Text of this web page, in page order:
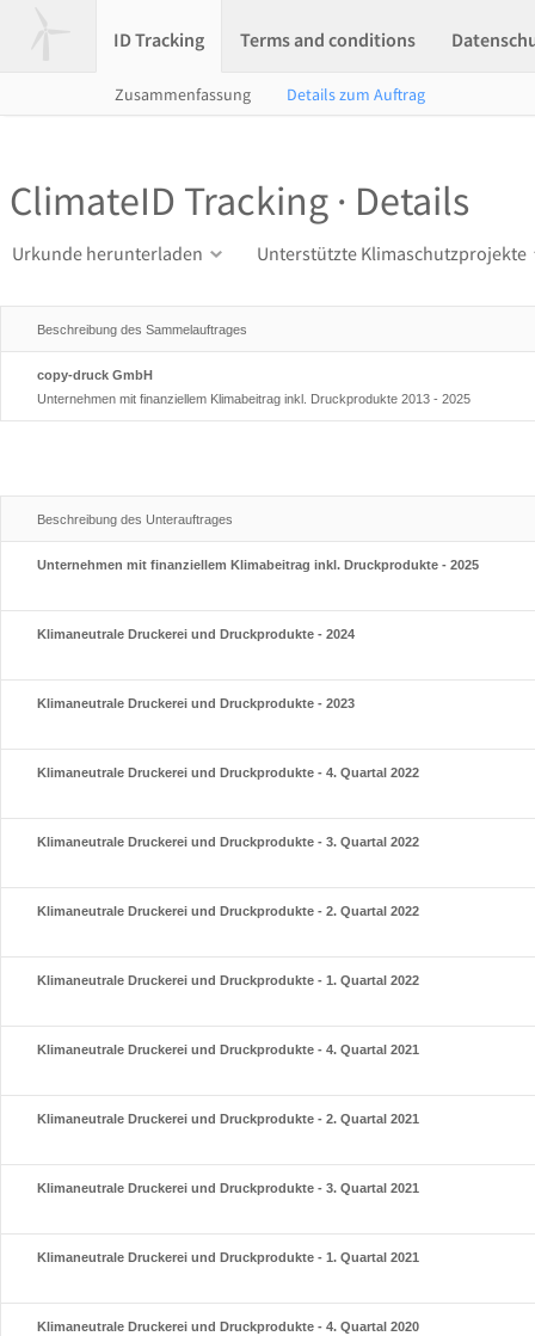
ID Tracking Terms and conditions
Zusammenfassung Details zum Auftrag
ClimateID Tracking · Details
Urkunde herunterladen Unterstützte Klimaschutzprojekte
Beschreibung des Sammelauftrages
copy-druck GmbH
Unternehmen mit finanziellem Klimabeitrag inkl. Druckprodukte 2013 - 2025
Beschreibung des Unterauftrages
Unternehmen mit finanziellem Klimabeitrag inkl. Druckprodukte - 2025
Klimaneutrale Druckerei und Druckprodukte - 2024
Klimaneutrale Druckerei und Druckprodukte - 2023
Klimaneutrale Druckerei und Druckprodukte - 4. Quartal 2022
Klimaneutrale Druckerei und Druckprodukte - 3. Quartal 2022
Klimaneutrale Druckerei und Druckprodukte - 2. Quartal 2022
Klimaneutrale Druckerei und Druckprodukte - 1. Quartal 2022
Klimaneutrale Druckerei und Druckprodukte - 4. Quartal 2021
Klimaneutrale Druckerei und Druckprodukte - 2. Quartal 2021
Klimaneutrale Druckerei und Druckprodukte - 3. Quartal 2021
Klimaneutrale Druckerei und Druckprodukte - 1. Quartal 2021
Klimaneutrale Druckerei und Druckprodukte - 4. Quartal 2020